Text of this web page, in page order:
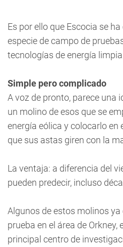
Es por ello que Escocia se
especie de campo de
tecnologías de energía
Simple pero complicado
A voz de pronto, parece una
un molino de esos que se
energía eólica y colocarlo en
que sus astas giren con la
La ventaja: a diferencia del
pueden predecir, incluso
Algunos de estos molinos
prueba en el área de Orkney,
principal centro de